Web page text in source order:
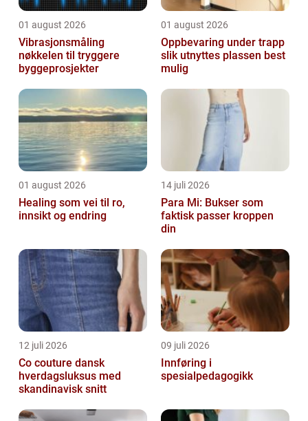
01 august 2026
Vibrasjonsmåling
nøkkelen til tryggere
byggeprosjekter
01 august 2026
Oppbevaring under trapp
slik utnyttes plassen best
mulig
01 august 2026
Healing som vei til ro,
innsikt og endring
14 juli 2026
Para Mi: Bukser som
faktisk passer kroppen
din
12 juli 2026
Co couture dansk
hverdagsluksus med
skandinavisk snitt
09 juli 2026
Innføring i
spesialpedagogikk